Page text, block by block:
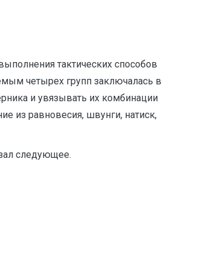
тактических способов
четырех групп заключалась в
и увязывать их комбинации
из равновесия, швунги, натиск,
следующее.